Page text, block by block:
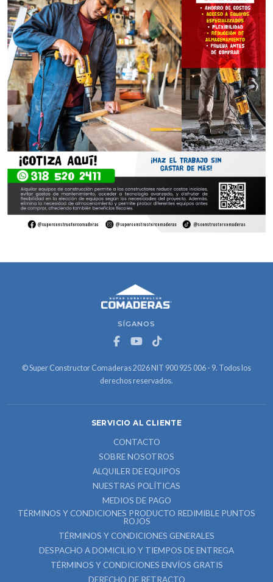
SÍGANOS
© Super Constructor Comaderas 2026 NIT 900 925 006 - 9. Todos los
derechos reservados.
SERVICIO AL CLIENTE
CONTACTO
SOBRE NOSOTROS
ALQUILER DE EQUIPOS
NUESTRAS POLÍTICAS
MEDIOS DE PAGO
TÉRMINOS Y CONDICIONES PRODUCTO REDIMIBLE PUNTOS
ROJOS
TÉRMINOS Y CONDICIONES GENERALES
DESPACHO A DOMICILIO Y TIEMPOS DE ENTREGA
TÉRMINOS Y CONDICIONES ENVÍOS GRATIS
DERECHO DE RETRACTO